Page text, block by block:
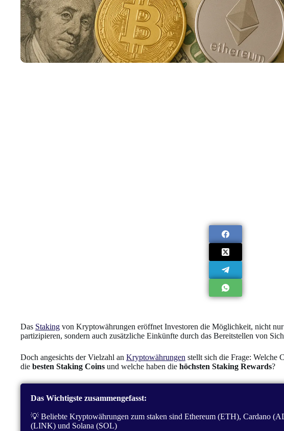
Das Staking von Kryptowährungen eröffnet Investoren die Möglichkeit, nicht
partizipieren, sondern auch zusätzliche Einkünfte durch das Bereitstellen von
Doch angesichts der Vielzahl an Kryptowährungen stellt sich die Frage: Welche
die besten Staking Coins und welche haben die höchsten Staking Rewards?
Das Wichtigste zusammengefasst:
💡 Beliebte Kryptowährungen zum staken sind Ethereum (ETH), Cardano
(LINK) und Solana (SOL)